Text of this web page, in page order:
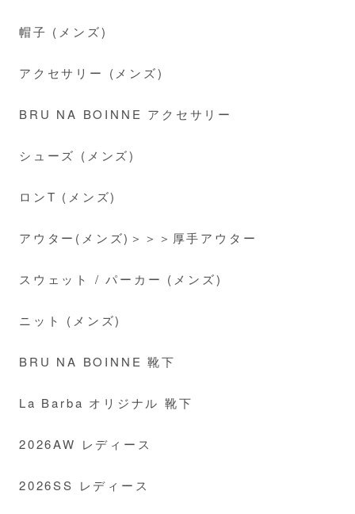
帽子 (メンズ)
アクセサリー (メンズ)
BRU NA BOINNE アクセサリー
シューズ (メンズ)
ロンT (メンズ)
アウター(メンズ)＞＞＞厚手アウター
スウェット / パーカー (メンズ)
ニット (メンズ)
BRU NA BOINNE 靴下
La Barba オリジナル 靴下
2026AW レディース
2026SS レディース